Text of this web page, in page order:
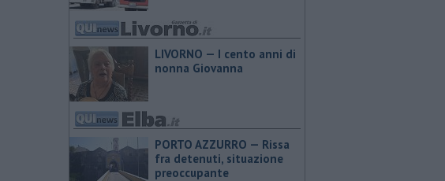
LIVORNO — I cento anni di
nonna Giovanna
PORTO AZZURRO — Rissa
fra detenuti, situazione
preoccupante